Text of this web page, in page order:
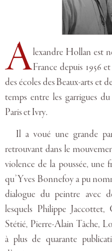
Alexandre Hollan est
France depuis 1956
des écoles des Beaux-arts et
temps entre les garrigues
Paris et Ivry.
Il a voué une grande
retrouvant dans le
violence de la poussée, une
qu’Yves Bonnefoy a pu
dialogue du peintre avec
lesquels Philippe Jaccottet,
Stétié, Pierre-Alain Tâche,
à plus de quarante